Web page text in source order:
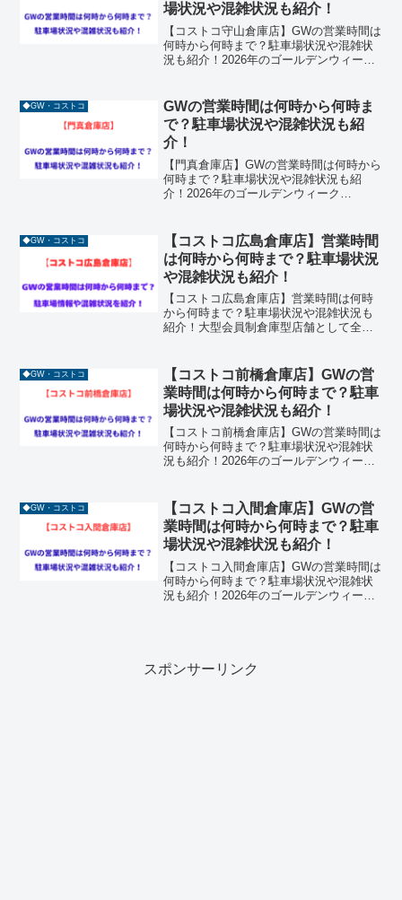
場状況や混雑状況も紹介！
【コストコ守山倉庫店】GWの営業時間は
何時から何時まで？駐車場状況や混雑状
況も紹介！2026年のゴールデンウィーク
ではないでしょうか。愛知県名古屋市守
山区に位置する「...
◆GW・コストコ
GWの営業時間は何時から何時ま
で？駐車場状況や混雑状況も紹
介！
【門真倉庫店】GWの営業時間は何時から
何時まで？駐車場状況や混雑状況も紹
介！2026年のゴールデンウィーク
ではないでしょうか。大阪府門真市に位
置する「コストコ門真倉庫...
◆GW・コストコ
【コストコ広島倉庫店】営業時間
は何時から何時まで？駐車場状況
や混雑状況も紹介！
【コストコ広島倉庫店】営業時間は何時
から何時まで？駐車場状況や混雑状況も
紹介！大型会員制倉庫型店舗として全国
トコ広島倉庫店です。食料品から家電、
日用品、アウトドア用品ま...
◆GW・コストコ
【コストコ前橋倉庫店】GWの営
業時間は何時から何時まで？駐車
場状況や混雑状況も紹介！
【コストコ前橋倉庫店】GWの営業時間は
何時から何時まで？駐車場状況や混雑状
況も紹介！2026年のゴールデンウィーク
ではないでしょうか。群馬県前橋市の
「パワーモール前橋...
◆GW・コストコ
【コストコ入間倉庫店】GWの営
業時間は何時から何時まで？駐車
場状況や混雑状況も紹介！
【コストコ入間倉庫店】GWの営業時間は
何時から何時まで？駐車場状況や混雑状
況も紹介！2026年のゴールデンウィーク
スポンサーリンク